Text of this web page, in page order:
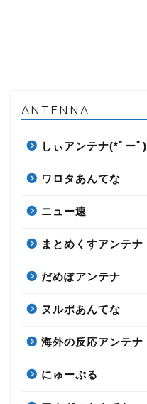
ANTENNA
しぃアンテナ(*ﾟーﾟ)
ワロタあんてな
ニュー速
まとめくすアンテナ
だめぽアンテナ
ヌルポあんてな
海外の反応アンテナ
にゅーぷる